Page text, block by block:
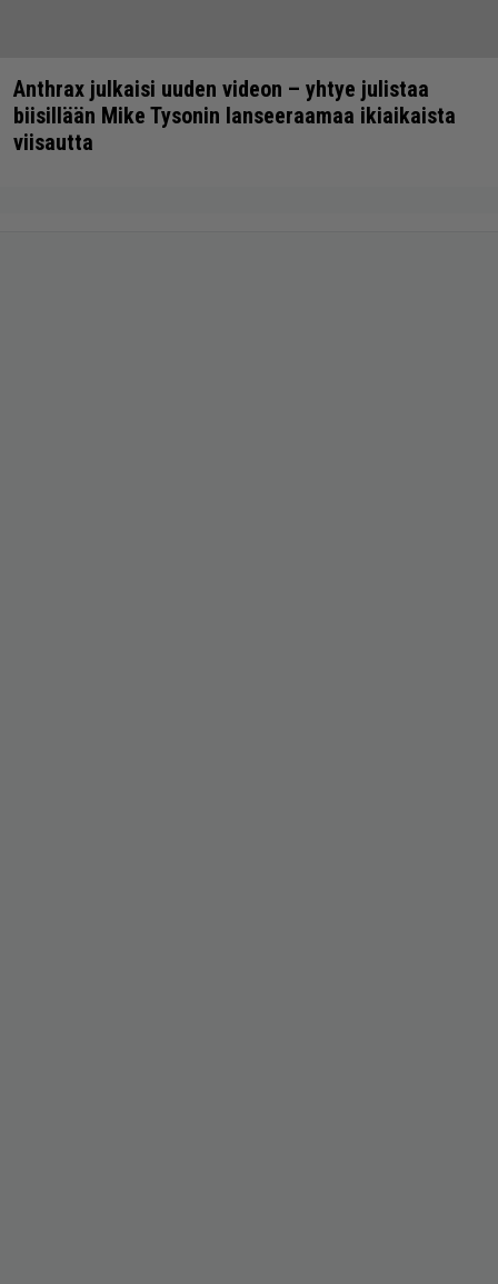
Anthrax julkaisi uuden videon – yhtye julistaa
biisillään Mike Tysonin lanseeraamaa ikiaikaista
viisautta